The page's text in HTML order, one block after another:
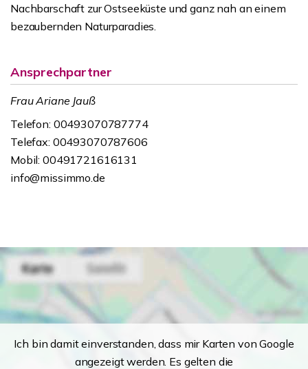
Nachbarschaft zur Ostseeküste und ganz nah an einem
bezaubernden Naturparadies.
Ansprechpartner
Frau Ariane Jauß
Telefon: 00493070787774
Telefax: 00493070787606
Mobil: 00491721616131
info@missimmo.de
Ich bin damit einverstanden, dass mir Karten von Google
angezeigt werden. Es gelten die